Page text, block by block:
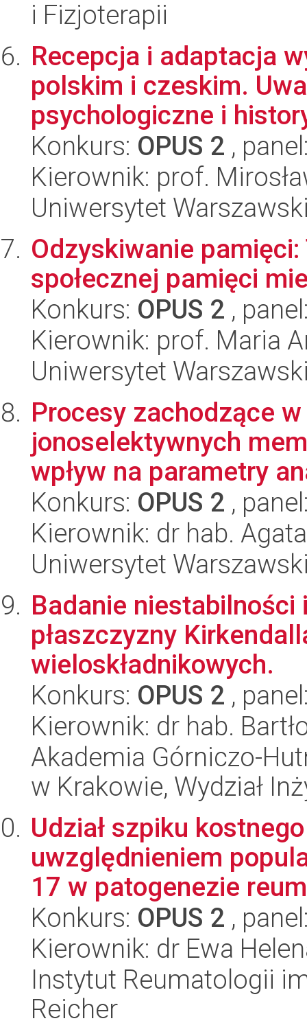
i Fizjoterapii
Recepcja i adaptacja
polskim i czeskim.
psychologiczne i
Konkurs: OPUS 2 ,
Kierownik: prof.
Uniwersytet
Odzyskiwanie
społecznej pamięci
Konkurs: OPUS 2 ,
Kierownik: prof. Maria
Uniwersytet
Procesy zachodzące
jonoselektywnych
wpływ na parametry
Konkurs: OPUS 2 ,
Kierownik: dr hab.
Uniwersytet
Badanie
płaszczyzny
wieloskładnikowych.
Konkurs: OPUS 2 ,
Kierownik: dr hab.
Akademia Górniczo-
w Krakowie, Wydział
Udział szpiku
uwzględnieniem
17 w patogenezie
Konkurs: OPUS 2 ,
Kierownik: dr Ewa
Instytut Reumatologii
Reicher